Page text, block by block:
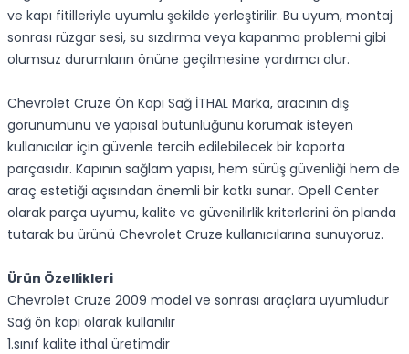
ve kapı fitilleriyle uyumlu şekilde yerleştirilir. Bu uyum, montaj
sonrası rüzgar sesi, su sızdırma veya kapanma problemi gibi
olumsuz durumların önüne geçilmesine yardımcı olur.
Chevrolet Cruze Ön Kapı Sağ İTHAL Marka, aracının dış
görünümünü ve yapısal bütünlüğünü korumak isteyen
kullanıcılar için güvenle tercih edilebilecek bir kaporta
parçasıdır. Kapının sağlam yapısı, hem sürüş güvenliği hem de
araç estetiği açısından önemli bir katkı sunar. Opell Center
olarak parça uyumu, kalite ve güvenilirlik kriterlerini ön planda
tutarak bu ürünü Chevrolet Cruze kullanıcılarına sunuyoruz.
Ürün Özellikleri
Chevrolet Cruze 2009 model ve sonrası araçlara uyumludur
Sağ ön kapı olarak kullanılır
1.sınıf kalite ithal üretimdir